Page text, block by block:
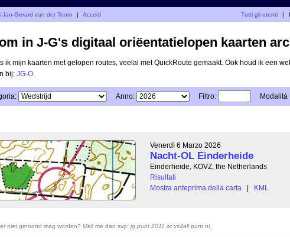
Gerard van der Toorn | Accedi Tutti gli utenti |
in J-G's digitaal oriëentatielopen kaarten
ik mijn kaarten met gelopen routes, veelal met QuickRoute gemaakt. Ook houd ik een
bij: JG-O
Anno: Filtro: Modalità
Venerdì 6 Marzo 2026
Nacht-OL Einderheide
Einderheide, KOVZ, the Netherlands
Risultati
Mostra anteprima della carta
| KML
niet getoond mag worden? Mail me dan svp: jg punt 2011 at xs4all punt nl.